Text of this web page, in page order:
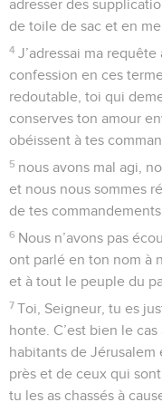
adresser des
de toile de sac et en
4 J’adressai ma
confession en ces
redoutable, toi qui
conserves ton amour
obéissent à tes
5 nous avons mal agi,
et nous nous sommes
de tes
6 Nous n’avons pas
ont parlé en ton nom à
et à tout le peuple du
7 Toi, Seigneur, tu es
honte. C’est bien le
habitants de
près et de ceux qui
tu les as chassés à